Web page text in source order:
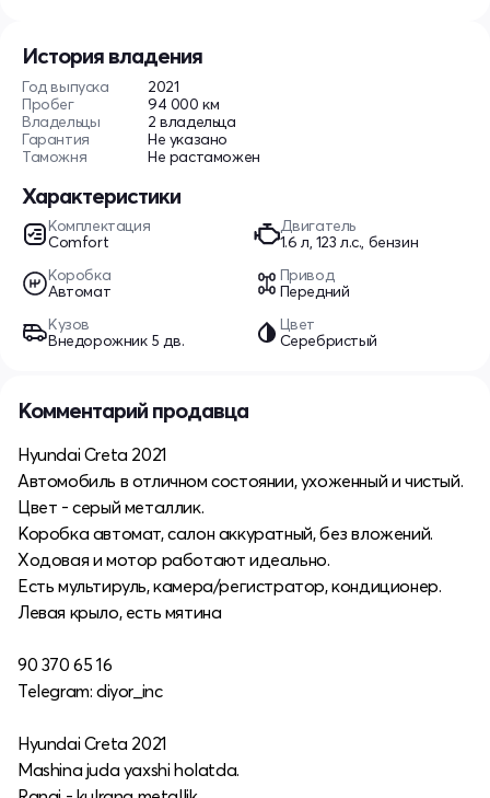
История владения
Год выпуска
2021
Пробег
94 000 км
Владельцы
2 владельца
Гарантия
Не указано
Таможня
Не растаможен
Характеристики
Комплектация
Comfort
Двигатель
1.6 л, 123 л.с., бензин
Коробка
Автомат
Привод
Передний
Кузов
Внедорожник 5 дв.
Цвет
Серебристый
Комментарий продавца
Hyundai Creta 2021
Автомобиль в отличном состоянии, ухоженный и чистый.
Цвет - серый металлик.
Коробка автомат, салон аккуратный, без вложений.
Ходовая и мотор работают идеально.
Есть мультируль, камера/регистратор, кондиционер.
Левая крыло, есть мятина
90 370 65 16
Telegram: diyor_inc
Hyundai Creta 2021
Mashina juda yaxshi holatda.